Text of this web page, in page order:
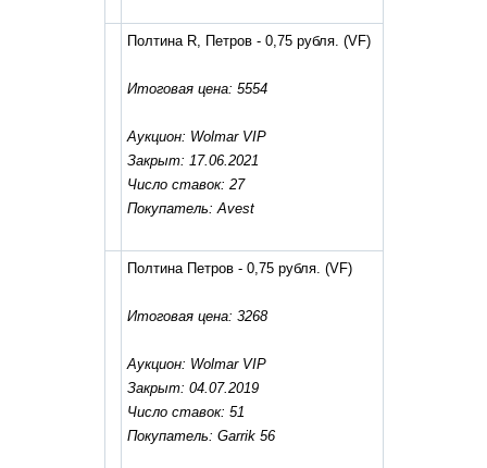
Полтина R, Петров - 0,75 рубля. (VF)
Итоговая цена: 5554
Аукцион: Wolmar VIP
Закрыт: 17.06.2021
Число ставок: 27
Покупатель: Avest
Полтина Петров - 0,75 рубля. (VF)
Итоговая цена: 3268
Аукцион: Wolmar VIP
Закрыт: 04.07.2019
Число ставок: 51
Покупатель: Garrik 56